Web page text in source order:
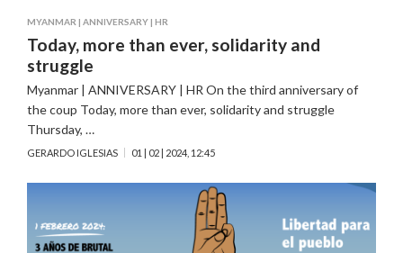
MYANMAR | ANNIVERSARY| HR
Today, more than ever, solidarity and
struggle
Myanmar | ANNIVERSARY | HR On the third anniversary of
the coup Today, more than ever, solidarity and struggle
Thursday, …
GERARDO IGLESIAS 01 | 02 | 2024, 12:45